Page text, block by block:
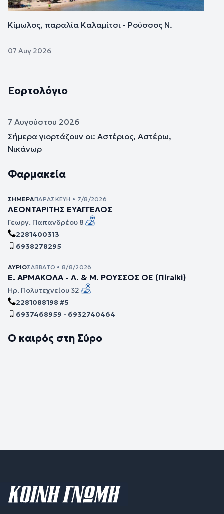
Κίμωλος, παραλία Καλαμίτσι - Ρούσσος Ν.
07 Αυγ 2026
Εορτολόγιο
7 Αυγούστου 2026
Σήμερα γιορτάζουν οι: Αστέριος, Αστέρω,
Νικάνωρ
Φαρμακεία
ΣΉΜΕΡΑΠΑΡΑΣΚΕΥΉ • 7/8/2026
ΛΕΟΝΤΑΡΙΤΗΣ ΕΥΑΓΓΕΛΟΣ
Γεωργ. Παπανδρέου 8
2281400313
6938278295
ΑΎΡΙΟΣΆΒΒΑΤΟ • 8/8/2026
Ε. ΑΡΜΑΚΟΛΑ - Λ. & Μ. ΡΟΥΣΣΟΣ ΟΕ (Πiraiki)
Ηρ. Πολυτεχνείου 32
2281088198 #5
6937468959 - 6932740464
Ο καιρός στη Σύρο